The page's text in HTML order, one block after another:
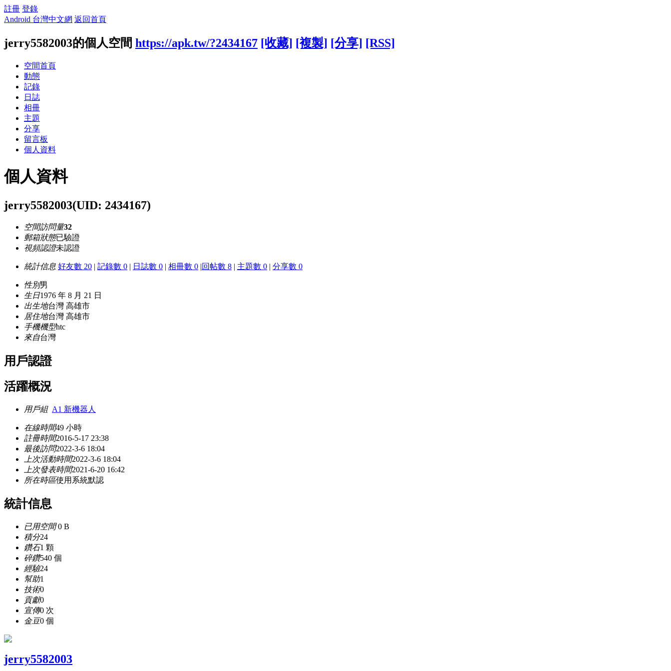
註冊 登錄
Android 台灣中文網 返回首頁
jerry5582003的個人空間 https://apk.tw/?2434167 [收藏] [複製] [分享] [RSS]
空間首頁
動態
記錄
日誌
相冊
主題
分享
留言板
個人資料
個人資料
jerry5582003(UID: 2434167)
空間訪問量32
郵箱狀態已驗證
視頻認證未認證
統計信息 好友數 20 | 記錄數 0 | 日誌數 0 | 相冊數 0 |回帖數 8 | 主題數 0 | 分享數 0
性別男
生日1976 年 8 月 21 日
出生地台灣 高雄市
居住地台灣 高雄市
手機機型htc
來自台灣
用戶認證
活躍概況
用戶組 A1 新機器人
在線時間49 小時
註冊時間2016-5-17 23:38
最後訪問2022-3-6 18:04
上次活動時間2022-3-6 18:04
上次發表時間2021-6-20 16:42
所在時區使用系統默認
統計信息
已用空間0 B
積分24
鑽石1 顆
碎鑽540 個
經驗24
幫助1
技術0
貢獻0
宣傳0 次
金豆0 個
jerry5582003